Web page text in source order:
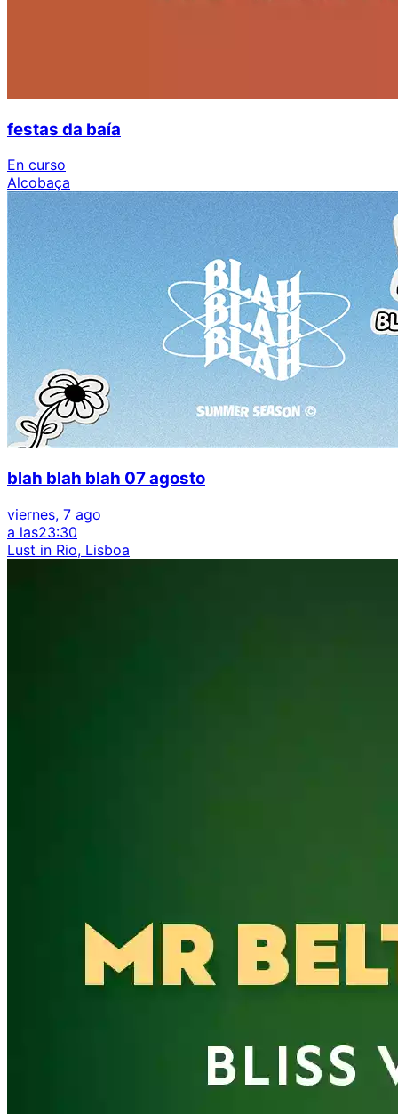
festas da baía
En curso
Alcobaça
blah blah blah 07 agosto
viernes, 7 ago
a las23:30
Lust in Rio, Lisboa